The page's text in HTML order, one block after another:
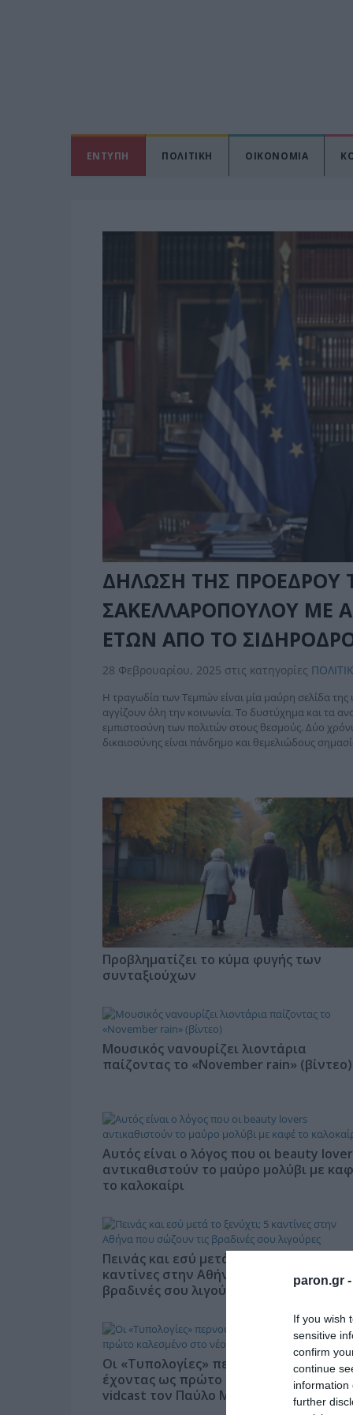
paron.gr -
If you wish
sensitive
confirm
continue
information
further
ΕΝΤΥΠΗ ΠΟΛΙΤΙΚΗ ΟΙΚΟΝΟΜΙΑ
ΔΗΛΩΣΗ ΤΗΣ ΠΡΟΕΔΡΟΥ
ΣΑΚΕΛΛΑΡΟΠΟΥΛΟΥ ΜΕ
ΕΤΩΝ ΑΠΟ ΤΟ
28 Φεβρουαρίου, 2025 στις κατηγορίες
Η τραγωδία των Τεμπών είναι μία μαύρη σελίδα της
αγγίζουν όλη την κοινωνία. Το δυστύχημα και τα
εμπιστοσύνη των πολιτών στους θεσμούς. Δύο
δικαιοσύνης είναι πάνδημο και θεμελιώδους
Προβληματίζει το κύμα φυγής των
συνταξιούχων
Μουσικός νανουρίζει λιοντάρια
παίζοντας το «November rain» (βίντεο)
Αυτός είναι ο λόγος που οι beauty
αντικαθιστούν το μαύρο μολύβι με
το καλοκαίρι
Πεινάς και εσύ μετά το ξενύχτι; 5
καντίνες στην Αθήνα που σώζουν τις
βραδινές σου λιγούρες
Οι «Τυπολογίες» περνούν στην εικόνα,
έχοντας ως πρώτο καλεσμένο στο νέο
vidcast τον Παύλο Μαρινάκη